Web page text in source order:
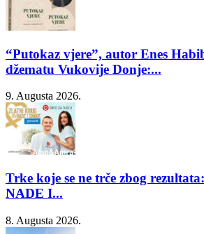
“Putokaz vjere”, autor Enes
džematu Vukovije Donje:...
9. Augusta 2026.
Trke koje se ne trče zbog
NADE I...
8. Augusta 2026.